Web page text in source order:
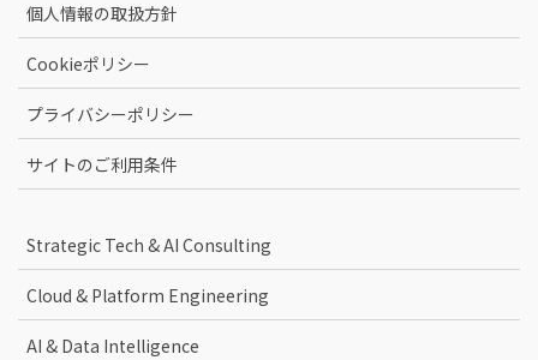
個人情報の取扱方針
Cookieポリシー
プライバシーポリシー
サイトのご利用条件
Strategic Tech & AI Consulting
Cloud & Platform Engineering
AI & Data Intelligence